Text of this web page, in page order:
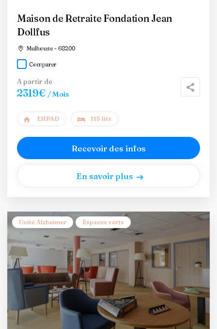
Maison de Retraite Fondation Jean
Dollfus
Mulhouse - 68200
Comparer
A partir de
2319€ / Mois
EHPAD 115 lits
Recevoir des infos
En savoir plus
Unité Alzheimer Espaces verts